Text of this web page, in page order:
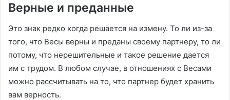
Верные и преданные
Это знак редко когда решается на измену. То ли из-за
того, что Весы верны и преданы своему партнеру, то ли
потому, что нерешительные и такое решение дается
им с трудом. В любом случае, в отношениях с Весами
можно рассчитывать на то, что партнер будет хранить
вам верность.